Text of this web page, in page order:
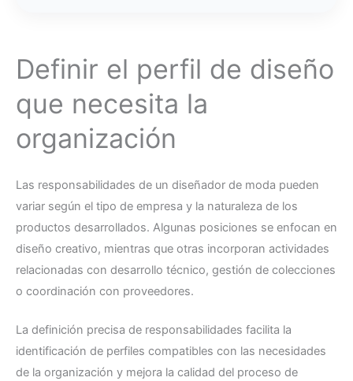
Definir el perfil de diseño
que necesita la
organización
Las responsabilidades de un diseñador de moda pueden
variar según el tipo de empresa y la naturaleza de los
productos desarrollados. Algunas posiciones se enfocan en
diseño creativo, mientras que otras incorporan actividades
relacionadas con desarrollo técnico, gestión de colecciones
o coordinación con proveedores.
La definición precisa de responsabilidades facilita la
identificación de perfiles compatibles con las necesidades
de la organización y mejora la calidad del proceso de